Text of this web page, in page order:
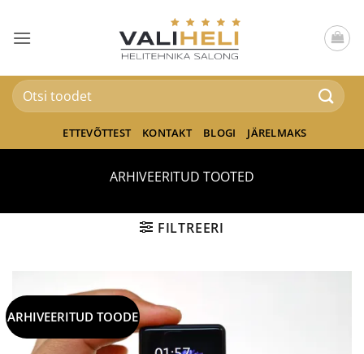
content
Otsi:
ETTEVÕTTEST KONTAKT BLOGI JÄRELMAKS
ARHIVEERITUD TOOTED
FILTREERI
ARHIVEERITUD TOODE